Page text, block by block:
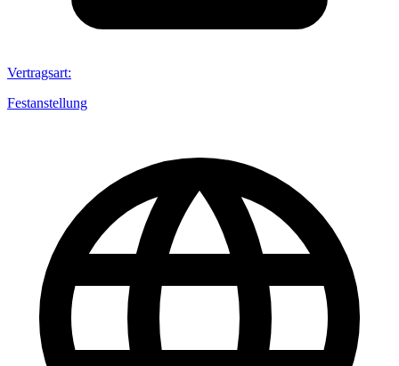
Vertragsart:
Festanstellung